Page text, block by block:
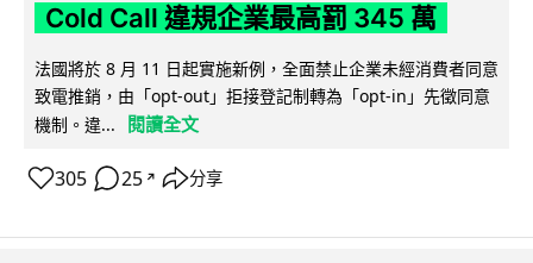
Cold Call 違規企業最高罰 345 萬
法國將於 8 月 11 日起實施新例，全面禁止企業未經消費者同意
致電推銷，由「opt-out」拒接登記制轉為「opt-in」先徵同意
機制。違...
閱讀全文
305 25 ↗ 分享